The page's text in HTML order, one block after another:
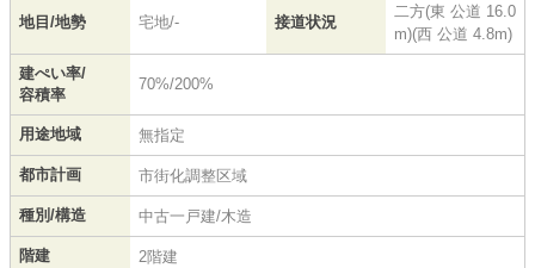
地目/地勢 宅地/- 接道状況
二方(東 公道 16.0
m)(西 公道 4.8m)
建ぺい率/
容積率
70%/200%
用途地域 無指定
都市計画 市街化調整区域
種別/構造 中古一戸建/木造
階建 2階建